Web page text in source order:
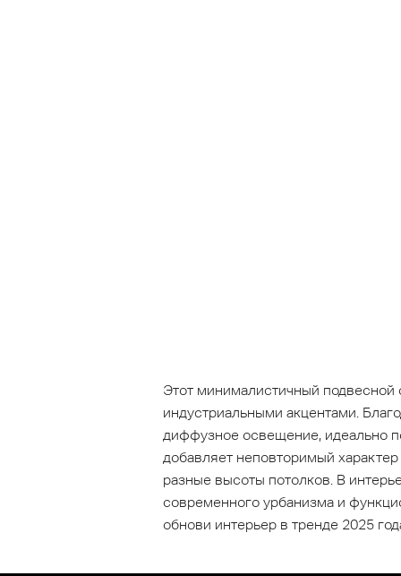
Этот минималистичный
индустриальными акцентами.
диффузное освещение, идеально
добавляет неповторимый
разные высоты потолков. В
современного урбанизма и
обнови интерьер в тренде 2025